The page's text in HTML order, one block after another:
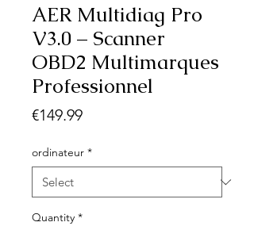
AER Multidiag Pro
V3.0 – Scanner
OBD2 Multimarques
Professionnel
€149.99Price
ordinateur *
Quantity *